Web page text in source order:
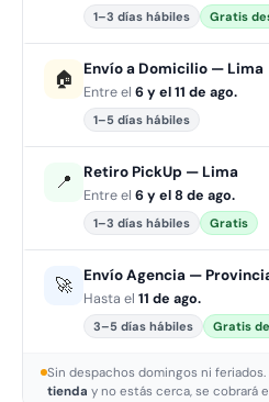
1–3 días hábiles Gratis
🏠 Envío a Domicilio — Lima
Entre el 6 y el 11 de ago.
1–5 días hábiles
📍 Retiro PickUp — Lima
Entre el 6 y el 8 de ago.
1–3 días hábiles Gratis
🚀 Envío Agencia —
Hasta el 11 de ago.
3–5 días hábiles Gratis
Sin despachos domingos ni
tienda y no estás cerca, se cobrará